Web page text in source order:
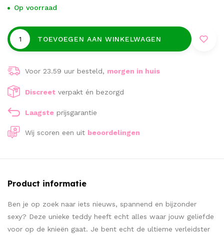
Op voorraad
TOEVOEGEN AAN WINKELWAGEN
Voor 23.59 uur besteld, morgen in huis
Discreet verpakt én bezorgd
Laagste prijsgarantie
Wij scoren een uit beoordelingen
Product informatie
Ben je op zoek naar iets nieuws, spannend en bijzonder
sexy? Deze unieke teddy heeft echt alles waar jouw geliefde
voor op de knieën gaat. Je bent echt de ultieme verleidster